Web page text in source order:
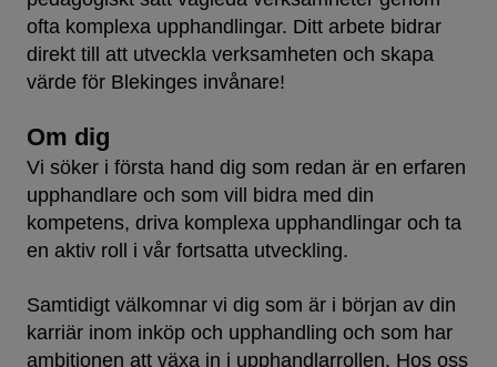
ofta komplexa upphandlingar. Ditt arbete bidrar
direkt till att utveckla verksamheten och skapa
värde för Blekinges invånare!
Om dig
Vi söker i första hand dig som redan är en erfaren
upphandlare och som vill bidra med din
kompetens, driva komplexa upphandlingar och ta
en aktiv roll i vår fortsatta utveckling.
Samtidigt välkomnar vi dig som är i början av din
karriär inom inköp och upphandling och som har
ambitionen att växa in i upphandlarrollen. Hos oss